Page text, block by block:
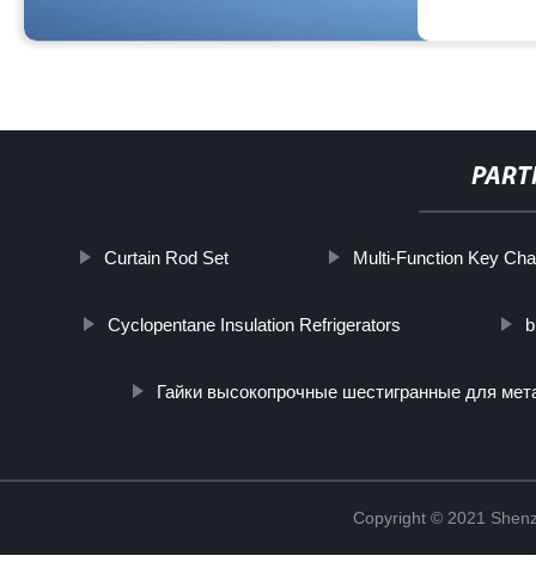
Curtain Rod Set Multi-Function Key
Cyclopentane Insulation Refrigerators
Гайки высокопрочные шестигранные для
Copyright © 2021